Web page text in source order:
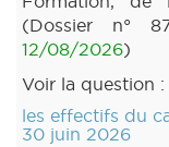
(Dossier n°
12/08/2026)
Voir la question :
les effectifs du
30 juin 2026